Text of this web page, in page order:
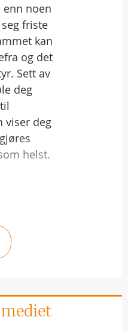
noen
friste
kan
og det
Sett av
deg
viser deg
helst.